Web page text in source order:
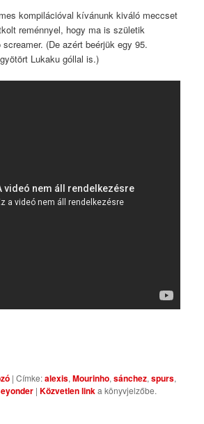
kompilációval kívánunk kiváló meccset
reménnyel, hogy ma is születik
(De azért beérjük egy 95.
Lukaku góllal is.)
| Címke:alexis,Mourinho,sánchez,spurs,
|Közvetlen linka könyvjelzőbe.